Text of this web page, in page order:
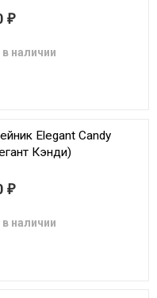
₽
в наличии
Elegant Candy
Кэнди)
₽
в наличии